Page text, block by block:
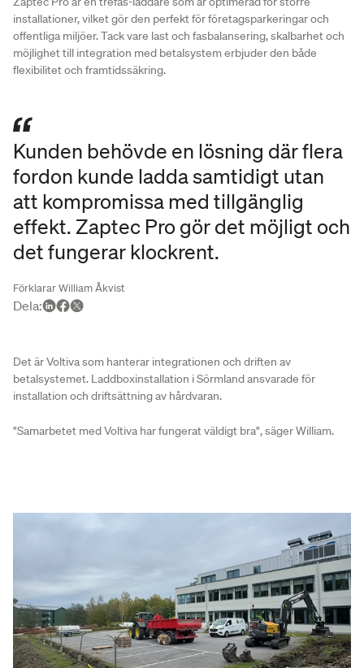
installationer, vilket gör den perfekt för företagsparkeringar och
offentliga miljöer. Tack vare last och fasbalansering, skalbarhet och
möjlighet till integration med betalsystem erbjuder den både
flexibilitet och framtidssäkring.
Kunden behövde en lösning där flera
fordon kunde ladda samtidigt utan
att kompromissa med tillgänglig
effekt. Zaptec Pro gör det möjligt och
det fungerar klockrent.
Förklarar William Åkvist
Dela:
Det är Voltiva som hanterar integrationen och driften av
betalsystemet. Laddboxinstallation i Sörmland ansvarade för
installation och driftsättning av hårdvaran.
"Samarbetet med Voltiva har fungerat väldigt bra", säger William.